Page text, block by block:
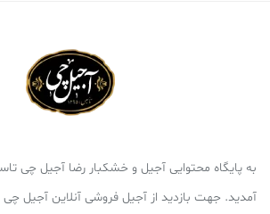
آمدید. جهت بازدید از آجیل فروشی آنلاین آجیل چی